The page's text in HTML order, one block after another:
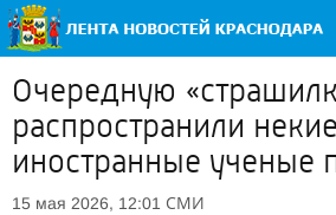
Очередную
распространили некие
иностранные ученые
15 мая 2026, 12:01 СМИ